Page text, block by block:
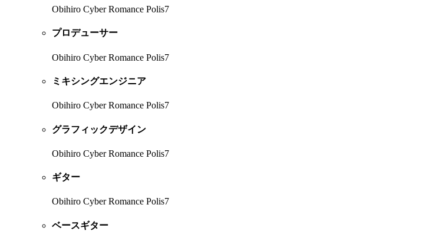
Obihiro Cyber Romance Polis7
プロデューサー
Obihiro Cyber Romance Polis7
ミキシングエンジニア
Obihiro Cyber Romance Polis7
グラフィックデザイン
Obihiro Cyber Romance Polis7
ギター
Obihiro Cyber Romance Polis7
ベースギター